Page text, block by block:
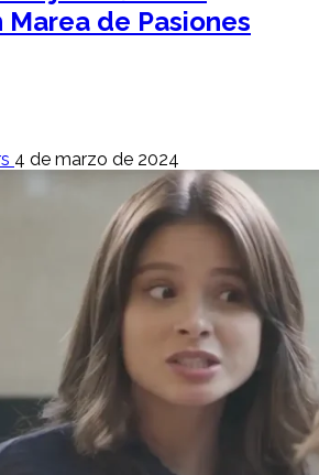
Marea de Pasiones
4 de marzo de 2024